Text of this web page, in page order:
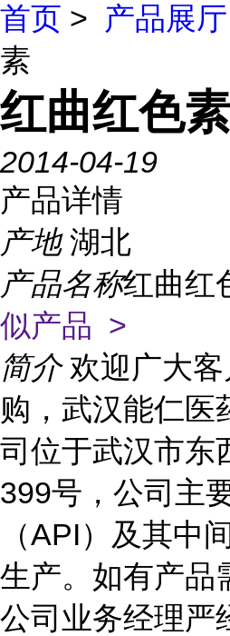
首页 > 产品展厅
素
红曲红色素
2014-04-19
产品详情
产地 湖北
产品名称红曲红
似产品 >
简介 欢迎广大
购，武汉能仁医
司位于武汉市东
399号，公司主
（API）及其中
生产。如有产品
公司业务经理严